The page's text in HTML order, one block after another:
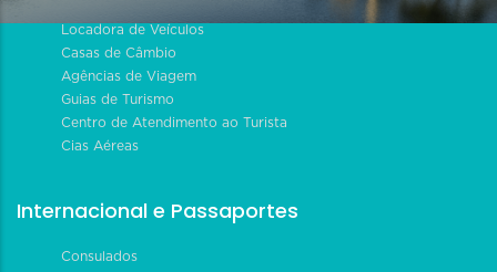
Locadora de Veículos
Casas de Câmbio
Agências de Viagem
Guias de Turismo
Centro de Atendimento ao Turista
Cias Aéreas
Internacional e Passaportes
Consulados